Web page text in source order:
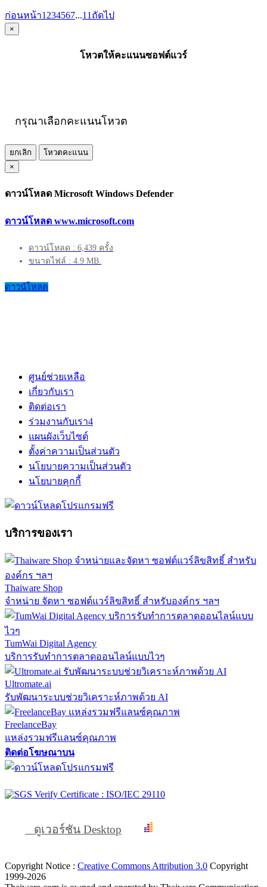
ก่อนหน้า1 234567...11 ถัดไป
×
โหวตให้คะแนนซอฟต์แวร์
กรุณาเลือกคะแนนโหวต
ยกเลิก
โหวตคะแนน
×
ดาวน์โหลด Microsoft Windows Defender
ดาวน์โหลด www.microsoft.com
ดาวน์โหลด : 6,439 ครั้ง
ขนาดไฟล์ : 4.9 MB.
ดาวน์โหลด
ศูนย์ช่วยเหลือ
เกี่ยวกับเรา
ติดต่อเรา
ร่วมงานกับเรา4
แผนผังเว็บไซต์
ตั้งค่าความเป็นส่วนตัว
นโยบายความเป็นส่วนตัว
นโยบายคุกกี้
บริการของเรา
Thaiware Shop
จำหน่าย จัดหา ซอฟต์แวร์ลิขสิทธิ์ สำหรับองค์กร ฯลฯ
TumWai Digital Agency
บริการรับทำการตลาดออนไลน์แบบไวๆ
Ultromate.ai
รับพัฒนาระบบช่วยวิเคราะห์ภาพด้วย AI
FreelanceBay
แหล่งรวมฟรีแลนซ์คุณภาพ
ติดต่อโฆษณาบน
ดูเวอร์ชัน Desktop
Copyright Notice : Creative Commons Attribution 3.0 Copyright
1999-2026